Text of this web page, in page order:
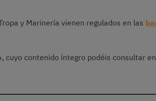
y Marinería vienen regulados en las
cuyo contenido íntegro podéis consultar